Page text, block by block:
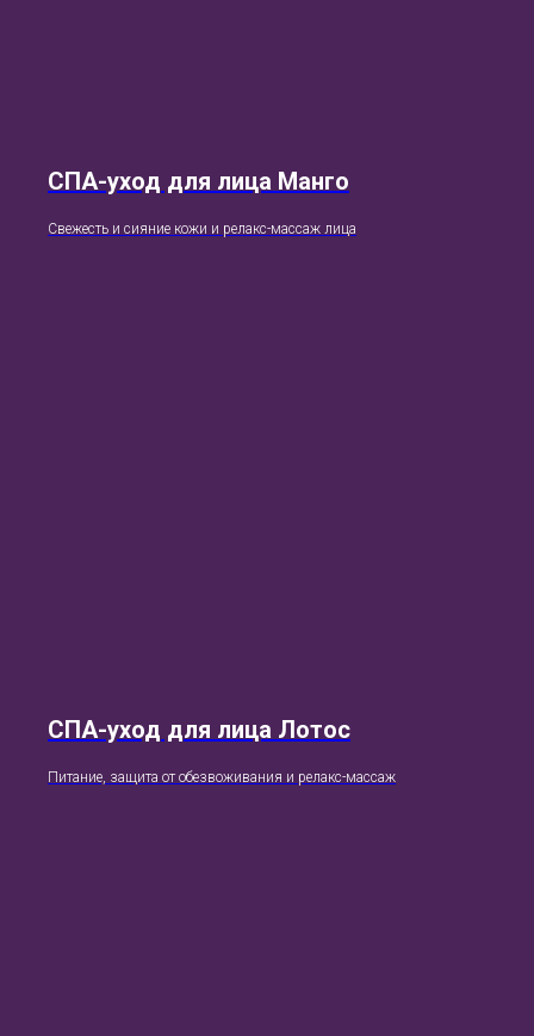
СПА-уход для лица Манго
Свежесть и сияние кожи и релакс-массаж лица
СПА-уход для лица Лотос
Питание, защита от обезвоживания и релакс-массаж